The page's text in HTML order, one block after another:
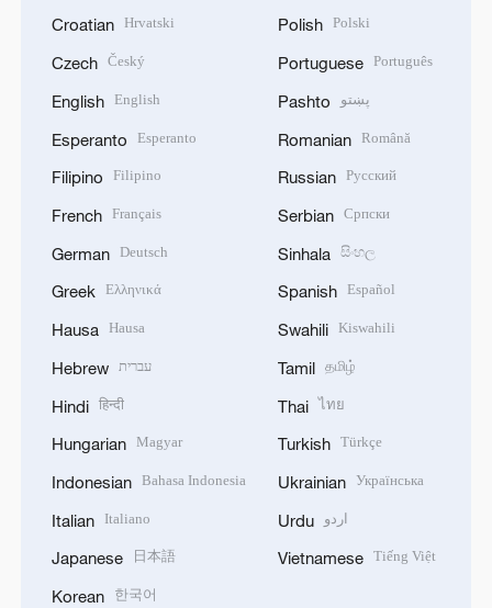
Croatian Hrvatski
Czech Český
English English
Esperanto Esperanto
Filipino Filipino
French Français
German Deutsch
Greek Ελληνικά
Hausa Hausa
Hebrew עברית
Hindi हिन्दी
Hungarian Magyar
Indonesian Bahasa Indonesia
Italian Italiano
Japanese 日本語
Korean 한국어
Polish Polski
Portuguese Português
Pashto پښتو
Romanian Română
Russian Русский
Serbian Српски
Sinhala සිංහල
Spanish Español
Swahili Kiswahili
Tamil தமிழ்
Thai ไทย
Turkish Türkçe
Ukrainian Українська
Urdu اردو
Vietnamese Tiếng Việt